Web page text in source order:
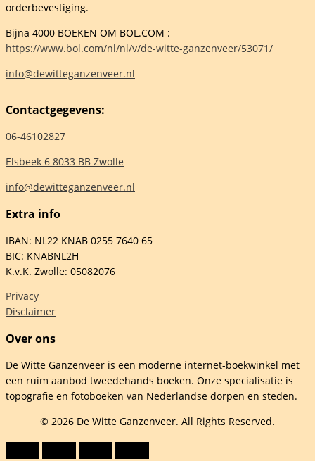
orderbevestiging.
Bijna 4000 BOEKEN OM BOL.COM :
https://www.bol.com/nl/nl/v/de-witte-ganzenveer/53071/
info@dewitteganzenveer.nl
Contactgegevens:
06-46102827
Elsbeek 6 8033 BB Zwolle
info@dewitteganzenveer.nl
Extra info
IBAN: NL22 KNAB 0255 7640 65
BIC: KNABNL2H
K.v.K. Zwolle: 05082076
Privacy
Disclaimer
Over ons
De Witte Ganzenveer is een moderne internet-boekwinkel met
een ruim aanbod tweedehands boeken. Onze specialisatie is
topografie en fotoboeken van Nederlandse dorpen en steden.
© 2026 De Witte Ganzenveer. All Rights Reserved.